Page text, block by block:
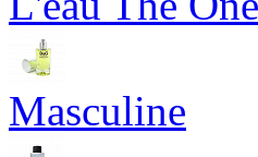
Masculine